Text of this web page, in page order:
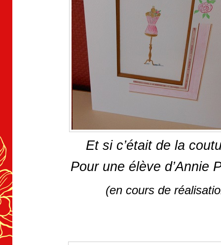
Et si c’était de la
Pour une élève d’Annie
(en cours de